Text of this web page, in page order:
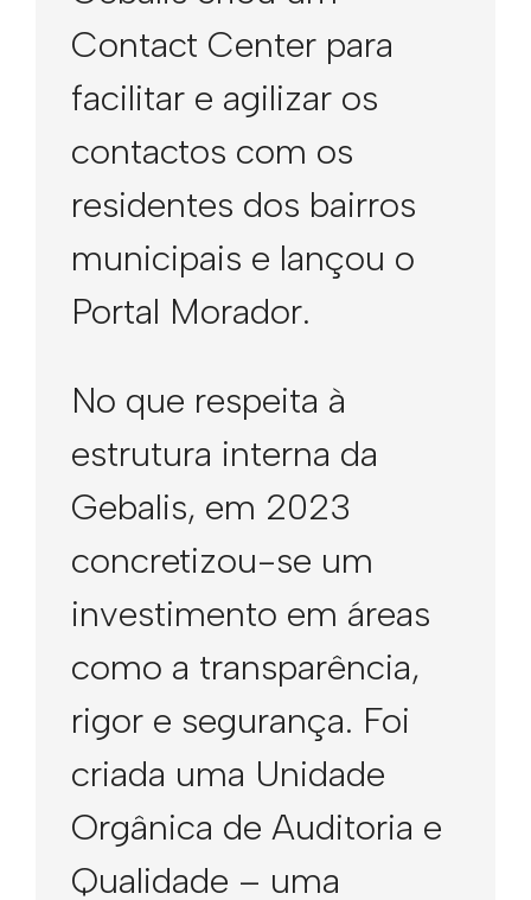
Contact Center para
facilitar e agilizar os
contactos com os
residentes dos bairros
municipais e lançou o
Portal Morador.
No que respeita à
estrutura interna da
Gebalis, em 2023
concretizou-se um
investimento em áreas
como a transparência,
rigor e segurança. Foi
criada uma Unidade
Orgânica de Auditoria e
Qualidade – uma